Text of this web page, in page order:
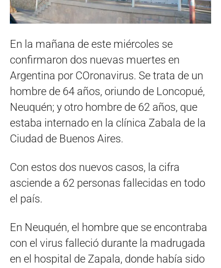
En la mañana de este miércoles se
confirmaron dos nuevas muertes en
Argentina por COronavirus. Se trata de un
hombre de 64 años, oriundo de Loncopué,
Neuquén; y otro hombre de 62 años, que
estaba internado en la clínica Zabala de la
Ciudad de Buenos Aires.
Con estos dos nuevos casos, la cifra
asciende a 62 personas fallecidas en todo
el país.
En Neuquén, el hombre que se encontraba
con el virus falleció durante la madrugada
en el hospital de Zapala, donde había sido